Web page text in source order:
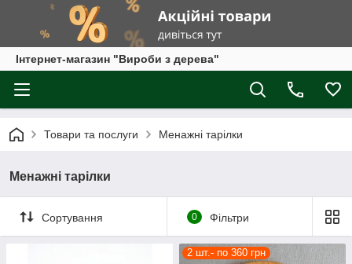
Інтернет-магазин "Вироби з дерева"
Товари та послуги Менажні тарілки
Менажні тарілки
Сортування 0 Фільтри
2 шт.- по 360 грн